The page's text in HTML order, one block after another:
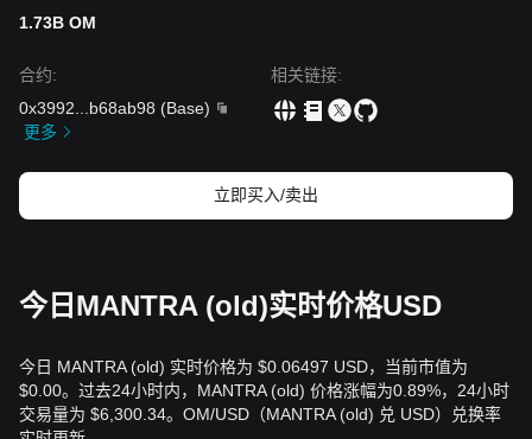
1.73B OM
合约:
0x3992
b68ab98 (Base)
更多
相关链接:
立即买入/卖出
今日MANTRA (old)实时价格USD
今日 MANTRA (old) 实时价格为 $0.06497 USD，当前市值为
$0.00。过去24小时内，MANTRA (old) 价格涨幅为0.89%，24小时
交易量为 $6,300.34。OM/USD（MANTRA (old) 兑 USD）兑换率